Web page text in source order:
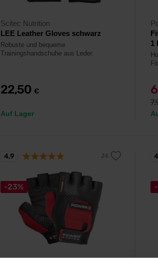
Scitec Nutrition
LEE Leather Gloves schwarz
Robuste und bequeme
Trainingshandschuhe aus Leder.
22,50 €
Auf Lager
1
-23%
4,9